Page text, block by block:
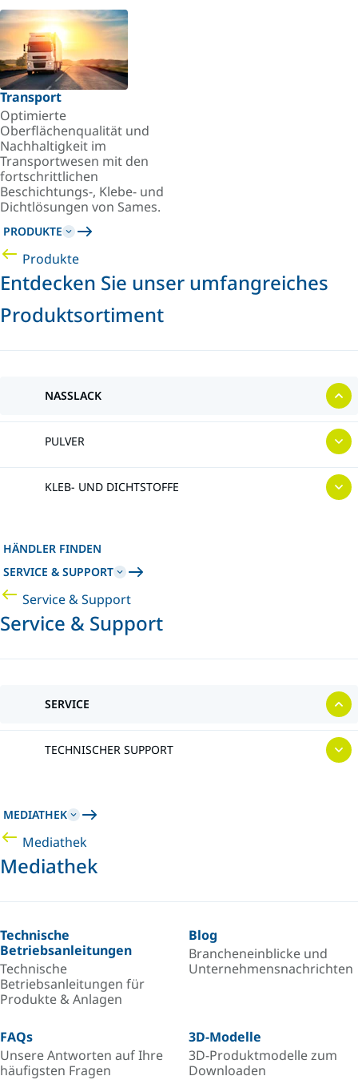
Transport
Optimierte
Oberflächenqualität und
Nachhaltigkeit im
Transportwesen mit den
fortschrittlichen
Beschichtungs-, Klebe- und
Dichtlösungen von Sames.
PRODUKTE
Produkte
Entdecken Sie unser umfangreiches
Produktsortiment
NASSLACK
PULVER
KLEB- UND DICHTSTOFFE
HÄNDLER FINDEN
SERVICE & SUPPORT
Service & Support
Service & Support
SERVICE
TECHNISCHER SUPPORT
MEDIATHEK
Mediathek
Mediathek
Technische
Betriebsanleitungen
Technische
Betriebsanleitungen für
Produkte & Anlagen
Blog
Brancheneinblicke und
Unternehmensnachrichten
FAQs
Unsere Antworten auf Ihre
häufigsten Fragen
3D-Modelle
3D-Produktmodelle zum
Downloaden